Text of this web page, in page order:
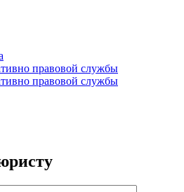
правовой службы
правовой службы